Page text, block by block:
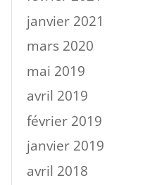
janvier 2021
mars 2020
mai 2019
avril 2019
février 2019
janvier 2019
avril 2018